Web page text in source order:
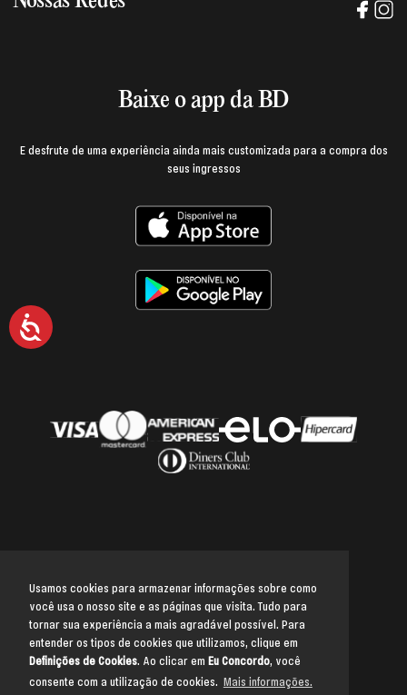
Usamos cookies para armazenar informações sobre como
você usa o nosso site e as páginas que visita. Tudo para
tornar sua experiência a mais agradável possível. Para
entender os tipos de cookies que utilizamos, clique em
Definições de Cookies. Ao clicar em Eu Concordo, você
consente com a utilização de cookies. Mais informações.
Acessibilidade
Política de privacidade
Manual de mídia e da marca BD
Baixe o app da BD
E desfrute de uma experiência ainda mais customizada para a compra dos
seus ingressos
Voltar para o topo